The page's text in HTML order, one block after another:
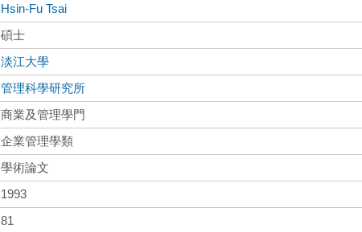
Hsin-Fu Tsai
碩士
淡江大學
管理科學研究所
商業及管理學門
企業管理學類
學術論文
1993
81